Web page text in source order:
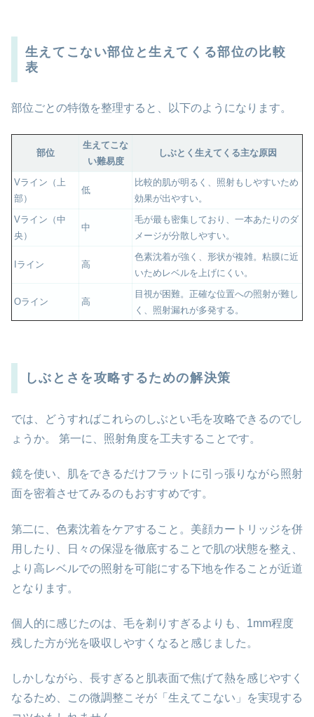
生えてこない部位と生えてくる部位の比較
表
部位ごとの特徴を整理すると、以下のようになります。
部位
生えてこな
い難易度
しぶとく生えてくる主な原因
Vライン（上
部）
低
比較的肌が明るく、照射もしやすいため
効果が出やすい。
Vライン（中
央）
中
毛が最も密集しており、一本あたりのダ
メージが分散しやすい。
Iライン 高
色素沈着が強く、形状が複雑。粘膜に近
いためレベルを上げにくい。
Oライン 高
目視が困難。正確な位置への照射が難し
く、照射漏れが多発する。
しぶとさを攻略するための解決策
では、どうすればこれらのしぶとい毛を攻略できるのでし
ょうか。 第一に、照射角度を工夫することです。
鏡を使い、肌をできるだけフラットに引っ張りながら照射
面を密着させてみるのもおすすめです。
第二に、色素沈着をケアすること。美顔カートリッジを併
用したり、日々の保湿を徹底することで肌の状態を整え、
より高レベルでの照射を可能にする下地を作ることが近道
となります。
個人的に感じたのは、毛を剃りすぎるよりも、1mm程度
残した方が光を吸収しやすくなると感じました。
しかしながら、長すぎると肌表面で焦げて熱を感じやすく
なるため、この微調整こそが「生えてこない」を実現する